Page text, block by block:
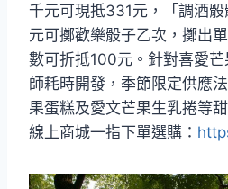
千元可現抵331元，「調酒
元可擲歡樂骰子乙次，擲出
數可折抵100元。針對喜愛
師耗時開發，季節限定供應
果蛋糕及愛文芒果生乳捲等
線上商城一指下單選購：